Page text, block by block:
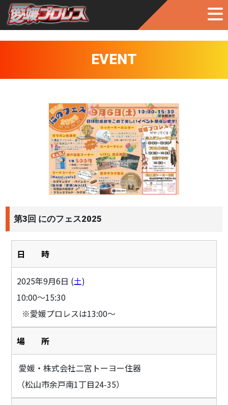
EVENT
第3回 にのフェス2025
日 時
2025年9月6日 (土)
10:00〜15:30
※愛媛プロレスは13:00～
場 所
愛媛・株式会社二宮トーヨー住器
（松山市余戸南1丁目24-35）